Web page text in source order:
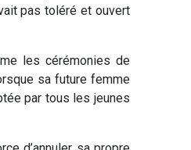
pas toléré et ouvert
les cérémonies de
sa future femme
par tous les jeunes